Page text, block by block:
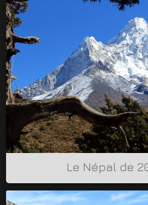
Le Népal de